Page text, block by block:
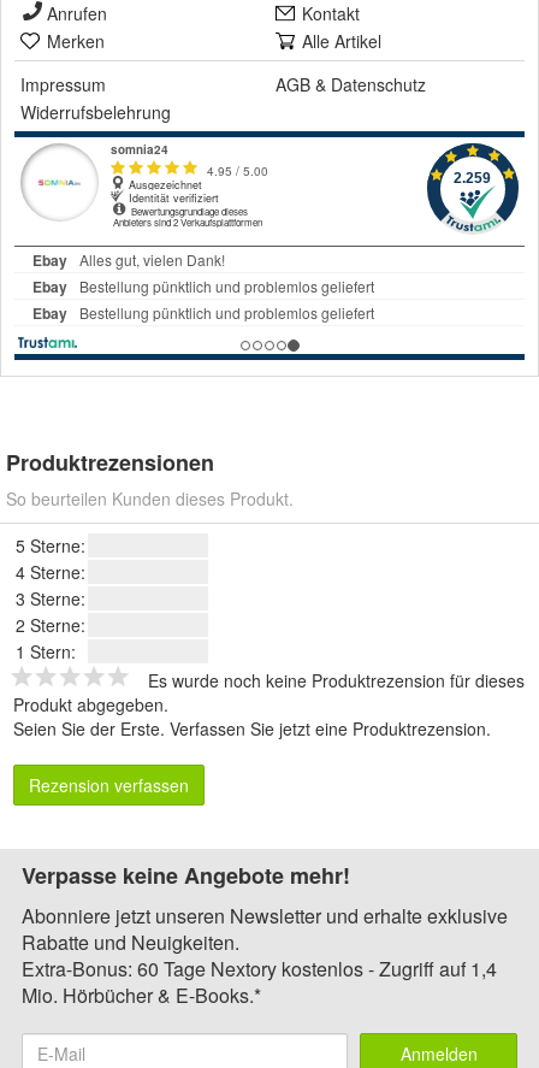
Anrufen
Kontakt
Merken
Alle Artikel
Impressum
AGB & Datenschutz
Widerrufsbelehrung
Produktrezensionen
So beurteilen Kunden dieses Produkt.
5 Sterne:
4 Sterne:
3 Sterne:
2 Sterne:
1 Stern:
Es wurde noch keine Produktrezension für dieses
Produkt abgegeben.
Seien Sie der Erste. Verfassen Sie jetzt eine Produktrezension.
Rezension verfassen
Verpasse keine Angebote mehr!
Abonniere jetzt unseren Newsletter und erhalte exklusive
Rabatte und Neuigkeiten.
Extra-Bonus: 60 Tage Nextory kostenlos - Zugriff auf 1,4
Mio. Hörbücher & E-Books.*
Anmelden